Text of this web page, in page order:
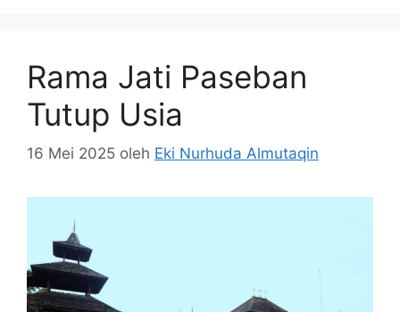
Rama Jati Paseban
Tutup Usia
16 Mei 2025 oleh Eki Nurhuda Almutaqin